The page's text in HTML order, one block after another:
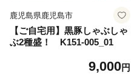
鹿児島県鹿児島市
【ご自宅用】黒豚しゃぶしゃ
ぶ2種盛！ K151-005_01
9,000円